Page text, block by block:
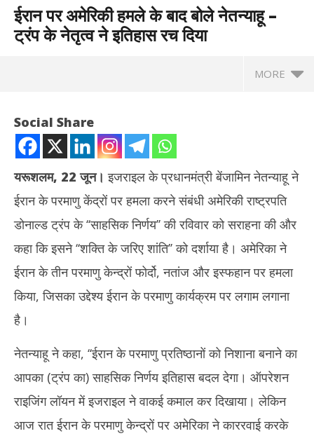
ईरान पर अमेरिकी हमले के बाद बोले नेतन्याहू –
ट्रंप के नेतृत्व ने इतिहास रच दिया
MORE
NOW VIEWING
22,
2025
Social Share
यरूशलम, 22 जून। इजराइल के प्रधानमंत्री बेंजामिन नेतन्याहू ने
ईरान के परमाणु केंद्रों पर हमला करने संबंधी अमेरिकी राष्ट्रपति
डोनाल्ड ट्रंप के ‘‘साहसिक निर्णय’’ की रविवार को सराहना की और
कहा कि इसने ‘‘शक्ति के जरिए शांति’’ को दर्शाया है। अमेरिका ने
ईरान के तीन परमाणु केन्द्रों फोर्दो, नतांज और इस्फहान पर हमला
किया, जिसका उद्देश्य ईरान के परमाणु कार्यक्रम पर लगाम लगाना
है।
नेतन्याहू ने कहा, ‘‘ईरान के परमाणु प्रतिष्ठानों को निशाना बनाने का
आपका (ट्रंप का) साहसिक निर्णय इतिहास बदल देगा। ऑपरेशन
राइजिंग लॉयन में इजराइल ने वाकई कमाल कर दिखाया। लेकिन
आज रात ईरान के परमाणु केन्द्रों पर अमेरिका ने काररवाई करके